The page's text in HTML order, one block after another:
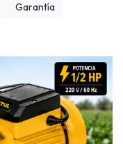
Garantía